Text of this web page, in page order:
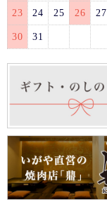
23 24 25 26 27
30 31